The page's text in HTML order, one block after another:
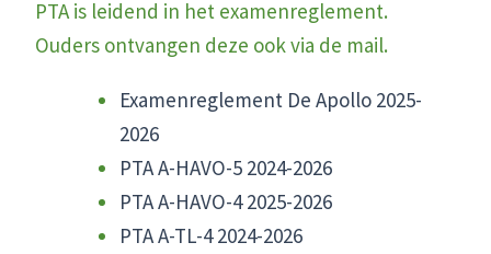
PTA is leidend in het examenreglement.
Ouders ontvangen deze ook via de mail.
Examenreglement De Apollo 2025-
2026
PTA A-HAVO-5 2024-2026
PTA A-HAVO-4 2025-2026
PTA A-TL-4 2024-2026